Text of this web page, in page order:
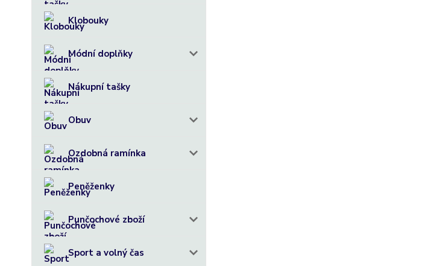
Klobouky
Módní doplňky
Nákupní tašky
Obuv
Ozdobná ramínka
Peněženky
Punčochové zboží
Sport a volný čas